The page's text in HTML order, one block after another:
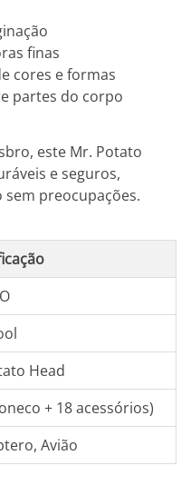
finas
cores e formas
partes do corpo
este Mr. Potato
e seguros,
preocupações.
Head
+ 18 acessórios)
Avião